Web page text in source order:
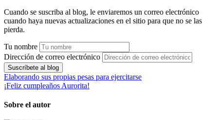
Cuando se suscriba al blog, le enviaremos un correo electrónico
cuando haya nuevas actualizaciones en el sitio para que no se las
pierda.
Tu nombre
Dirección de correo electrónico
Suscríbete al blog
Elaborando sus propias pesas para ejercitarse
¡Feliz cumpleaños Aurorita!
Sobre el autor